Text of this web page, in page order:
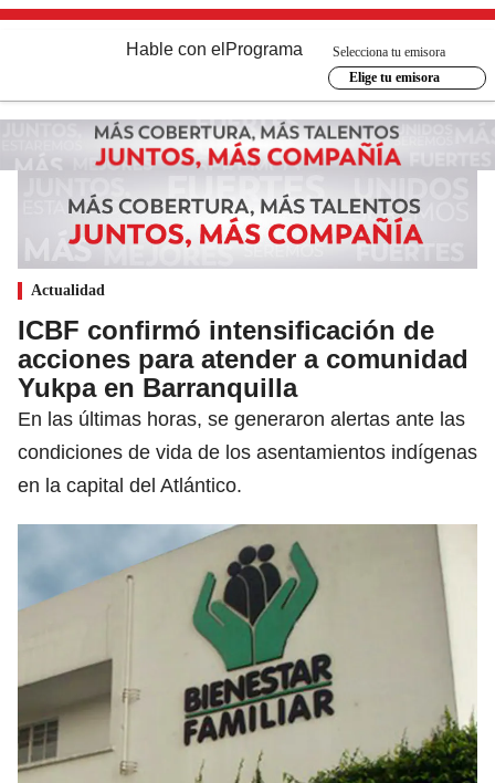
Hable con el Programa
Selecciona tu emisora
Elige tu emisora
Actualidad
ICBF confirmó intensificación de
acciones para atender a comunidad
Yukpa en Barranquilla
En las últimas horas, se generaron alertas ante las
condiciones de vida de los asentamientos indígenas
en la capital del Atlántico.